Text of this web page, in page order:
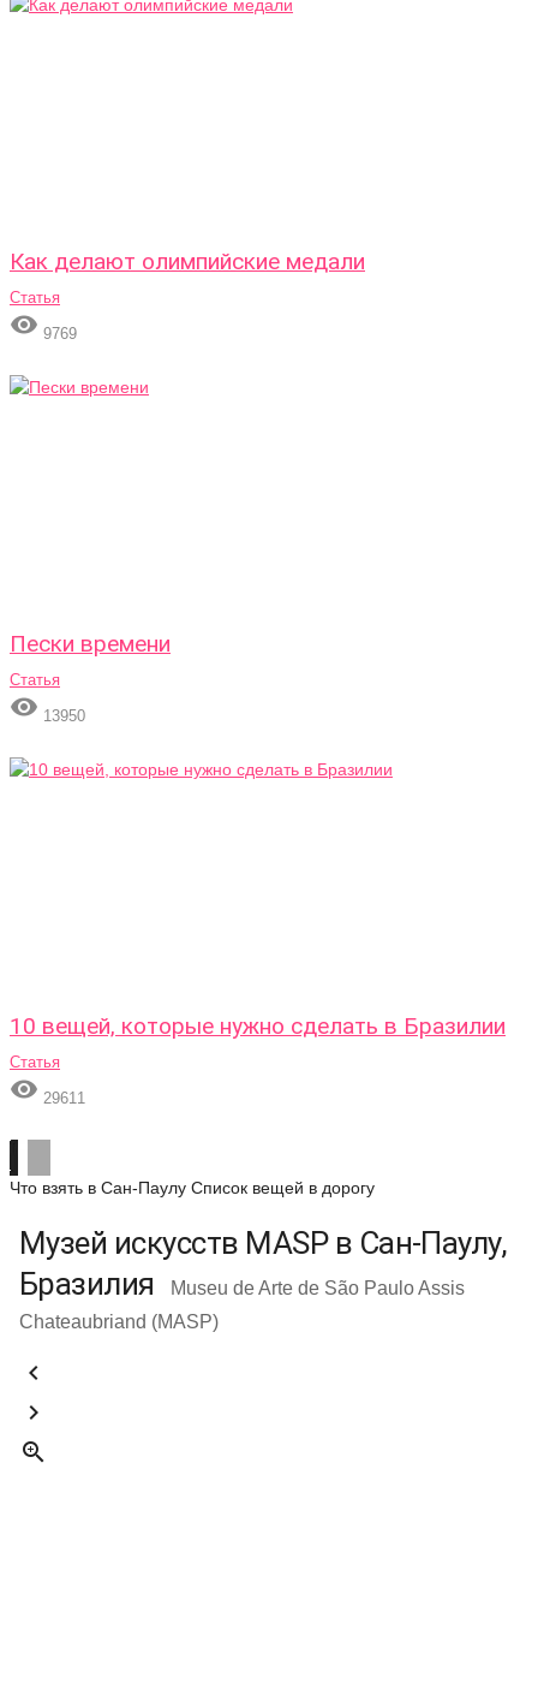
Как делают олимпийские медали
Статья
 9769
Пески времени
Статья
 13950
10 вещей, которые нужно сделать в Бразилии
Статья
 29611
Что взять в Сан-Паулу Список вещей в дорогу
Музей искусств MASP в Сан-Паулу,
Бразилия
Museu de Arte de São Paulo Assis
Chateaubriand (MASP)


